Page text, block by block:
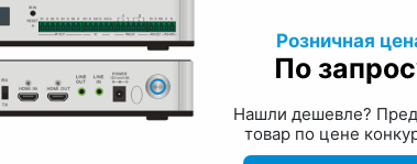
Розничная
По
Нашли дешевле?
товар по цене